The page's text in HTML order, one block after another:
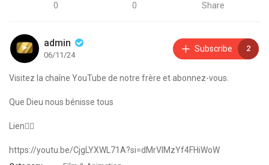
0 0 Share
admin
06/11/24
Subscribe 2
Visitez la chaîne YouTube de notre frère et abonnez-vous.
Que Dieu nous bénisse tous
Lien👇🏾
https://youtu.be/CjgLYXWL71A?si=dMrVlMzYf4FHiWoW